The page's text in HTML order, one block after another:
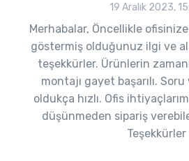
19 Aralık 2023,
Merhabalar, Öncellikle
göstermiş olduğunuz ilgi ve
teşekkürler. Ürünlerin
montajı gayet başarılı.
oldukça hızlı. Ofis
düşünmeden sipariş
Teşekkürler